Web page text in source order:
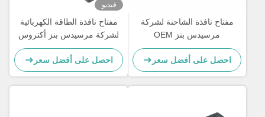
مفتاح نافذة الشاحنة لشركة
مرسيدس بنز OEM
A0045451813
احصل على أفضل سعر
فيديو
مفتاح نافذة الطاقة الكهربائية
لشركة مرسيدس بنز أكتروس
MP4 شاحنة OEM
A9605451013
احصل على أفضل سعر